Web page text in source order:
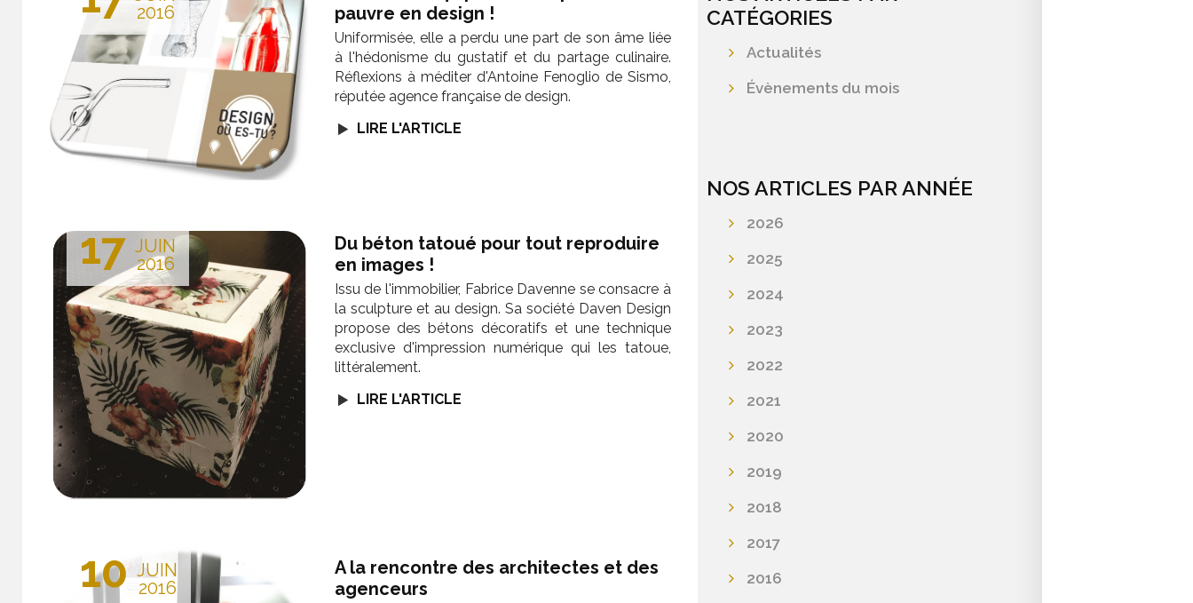
2016
pauvre en design !
Uniformisée, elle a perdu une part de son âme liée
à l'hédonisme du gustatif et du partage culinaire.
Réflexions à méditer d'Antoine Fenoglio de Sismo,
réputée agence française de design.
LIRE L'ARTICLE
17 JUIN
2016
Du béton tatoué pour tout reproduire
en images !
Issu de l'immobilier, Fabrice Davenne se consacre à
la sculpture et au design. Sa société Daven Design
propose des bétons décoratifs et une technique
exclusive d'impression numérique qui les tatoue,
littéralement.
LIRE L'ARTICLE
10 JUIN
2016
A la rencontre des architectes et des
agenceurs
CATÉGORIES
Actualités
Évènements du mois
NOS ARTICLES PAR ANNÉE
2026
2025
2024
2023
2022
2021
2020
2019
2018
2017
2016